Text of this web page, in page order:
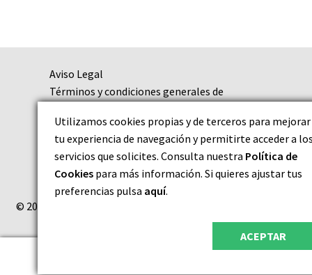
Aviso Legal
Términos y condiciones generales de
Política de Privacidad
Política de Cookies
© 2026 MINERALITUM |
Buscar
Buscar
Utilizamos cookies propias y de terceros para mejorar
tu experiencia de navegación y permitirte acceder a
servicios que solicites. Consulta nuestra Política de
Cookiespara más información. Si quieres ajustar tus
preferencias pulsa aquí.
ACEPTAR